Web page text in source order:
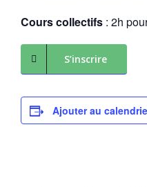
Cours collectifs : 2h
S’inscrire
Ajouter au